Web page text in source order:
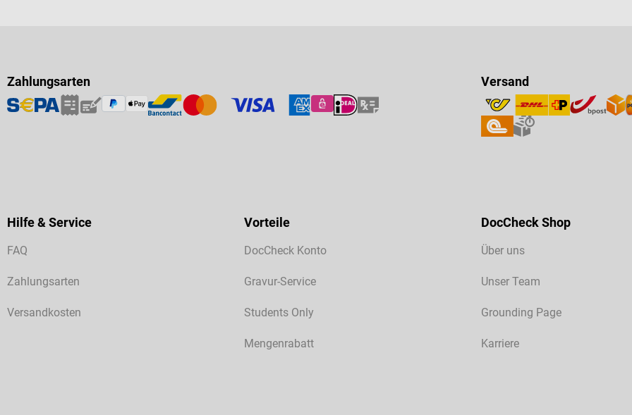
Zahlungsarten Versand
Hilfe & Service
FAQ
Zahlungsarten
Versandkosten
Vorteile
DocCheck Konto
Gravur-Service
Students Only
Mengenrabatt
DocCheck Shop
Über uns
Unser Team
Grounding Page
Karriere